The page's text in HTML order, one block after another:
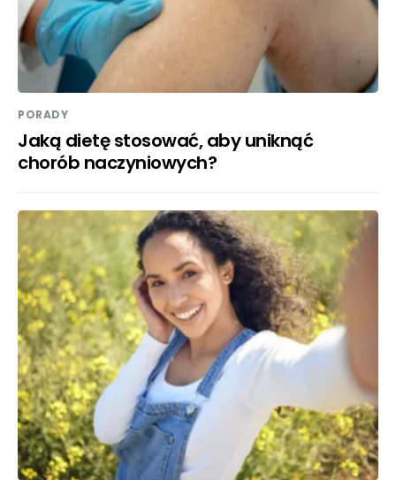
PORADY
Jaką dietę stosować, aby uniknąć
chorób naczyniowych?